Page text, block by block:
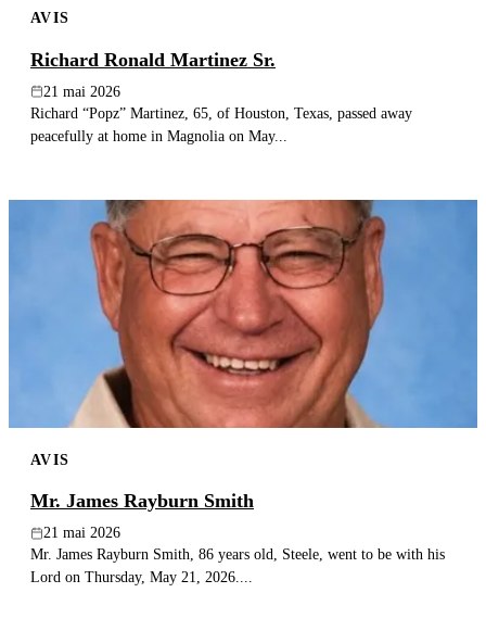
AVIS
Richard Ronald Martinez Sr.
21 mai 2026
Richard “Popz” Martinez, 65, of Houston, Texas, passed away
peacefully at home in Magnolia on May...
AVIS
Mr. James Rayburn Smith
21 mai 2026
Mr. James Rayburn Smith, 86 years old, Steele, went to be with his
Lord on Thursday, May 21, 2026....